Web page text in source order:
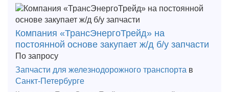
Компания «ТрансЭнергоТрейд» на
постоянной основе закупает ж/д б/у запчасти
По запросу
Запчасти для железнодорожного транспорта в
Санкт-Петербурге